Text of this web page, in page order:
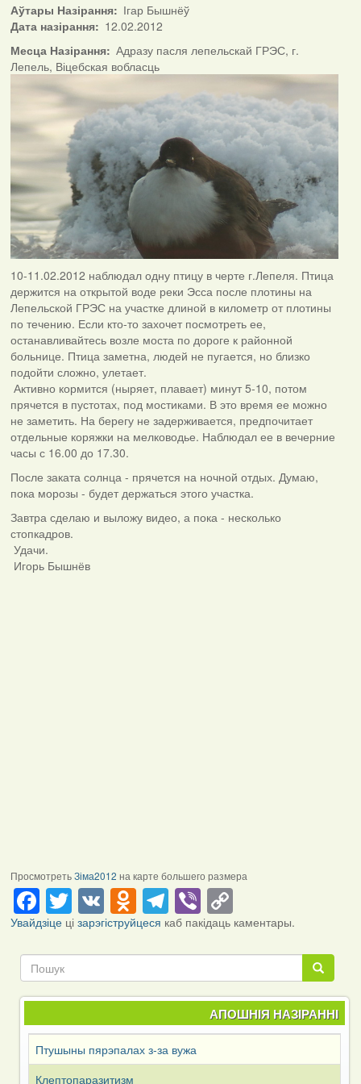
Аўтары Назірання
Ігар Бышнёў
Дата назірання
12.02.2012
Месца Назірання
Адразу пасля лепельскай ГРЭС, г.
Лепель, Віцебская вобласць
10-11.02.2012 наблюдал одну птицу в черте г.Лепеля. Птица
держится на открытой воде реки Эсса после плотины на
Лепельской ГРЭС на участке длиной в километр от плотины
по течению. Если кто-то захочет посмотреть ее,
останавливайтесь возле моста по дороге к районной
больнице. Птица заметна, людей не пугается, но близко
подойти сложно, улетает.
Активно кормится (ныряет, плавает) минут 5-10, потом
прячется в пустотах, под мостиками. В это время ее можно
не заметить. На берегу не задерживается, предпочитает
отдельные коряжки на мелководье. Наблюдал ее в вечерние
часы с 16.00 до 17.30.
После заката солнца - прячется на ночной отдых. Думаю,
пока морозы - будет держаться этого участка.
Завтра сделаю и выложу видео, а пока - несколько
стопкадров.
Удачи.
Игорь Бышнёв
ПросмотретьЗіма2012 на карте большего размера
Facebook
Twitter
VKOdnoklassniki
Telegram
ViberCopy
Link
Увайдзіцеці зарэгіструйцеся каб пакідаць каментары.
Пошук
Пошук
АПОШНІЯ НАЗІРАННІ
Птушыны пярэпалах з-за вужа
Клептопаразитизм